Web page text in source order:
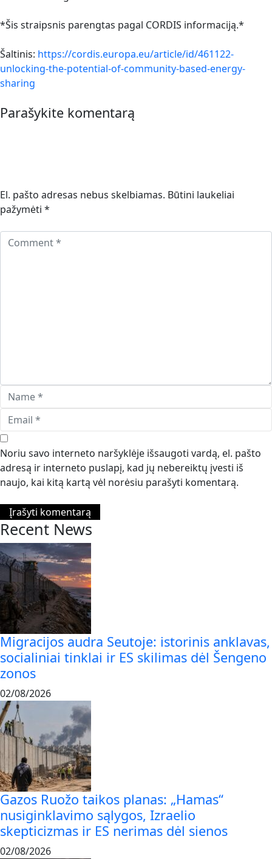
*Šis straipsnis parengtas pagal CORDIS informaciją.*
Šaltinis: https://cordis.europa.eu/article/id/461122-
unlocking-the-potential-of-community-based-energy-
sharing
Parašykite komentarą
El. pašto adresas nebus skelbiamas. Būtini laukeliai
pažymėti *
Noriu savo interneto naršyklėje išsaugoti vardą, el. pašto
adresą ir interneto puslapį, kad jų nebereiktų įvesti iš
naujo, kai kitą kartą vėl norėsiu parašyti komentarą.
Recent News
Migracijos audra Seutoje: istorinis anklavas,
socialiniai tinklai ir ES skilimas dėl Šengeno
zonos
02/08/2026
Gazos Ruožo taikos planas: „Hamas“
nusiginklavimo sąlygos, Izraelio
skepticizmas ir ES nerimas dėl sienos
02/08/2026